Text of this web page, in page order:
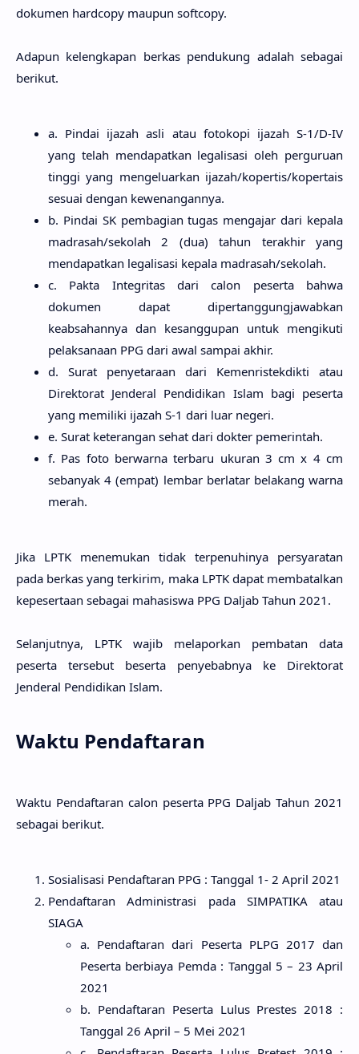
dokumen hardcopy maupun softcopy.
Adapun kelengkapan berkas pendukung adalah sebagai
berikut.
a. Pindai ijazah asli atau fotokopi ijazah S-1/D-IV
yang telah mendapatkan legalisasi oleh perguruan
tinggi yang mengeluarkan ijazah/kopertis/kopertais
sesuai dengan kewenangannya.
b. Pindai SK pembagian tugas mengajar dari kepala
madrasah/sekolah 2 (dua) tahun terakhir yang
mendapatkan legalisasi kepala madrasah/sekolah.
c. Pakta Integritas dari calon peserta bahwa
dokumen dapat dipertanggungjawabkan
keabsahannya dan kesanggupan untuk mengikuti
pelaksanaan PPG dari awal sampai akhir.
d. Surat penyetaraan dari Kemenristekdikti atau
Direktorat Jenderal Pendidikan Islam bagi peserta
yang memiliki ijazah S-1 dari luar negeri.
e. Surat keterangan sehat dari dokter pemerintah.
f. Pas foto berwarna terbaru ukuran 3 cm x 4 cm
sebanyak 4 (empat) lembar berlatar belakang warna
merah.
Jika LPTK menemukan tidak terpenuhinya persyaratan
pada berkas yang terkirim, maka LPTK dapat membatalkan
kepesertaan sebagai mahasiswa PPG Daljab Tahun 2021.
Selanjutnya, LPTK wajib melaporkan pembatan data
peserta tersebut beserta penyebabnya ke Direktorat
Jenderal Pendidikan Islam.
Waktu Pendaftaran
Waktu Pendaftaran calon peserta PPG Daljab Tahun 2021
sebagai berikut.
Sosialisasi Pendaftaran PPG : Tanggal 1- 2 April 2021
Pendaftaran Administrasi pada SIMPATIKA atau
SIAGA
a. Pendaftaran dari Peserta PLPG 2017 dan
Peserta berbiaya Pemda : Tanggal 5 – 23 April
2021
b. Pendaftaran Peserta Lulus Prestes 2018 :
Tanggal 26 April – 5 Mei 2021